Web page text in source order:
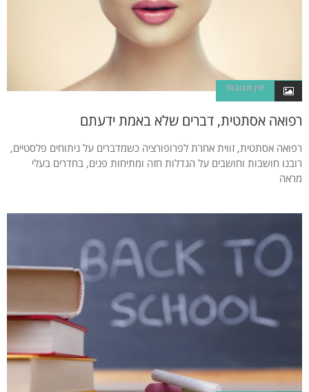
אין תגובות
רפואה אסתטית, דברים שלא באמת ידעתם
רפואה אסתטית, זווית אחרת לפרופורציה כשמדברים על ניתוחים פלסטיים,
רובנו חושבות וחושבים על הגדלות חזה ומתיחות פנים, בחדרים בעלי
מראה